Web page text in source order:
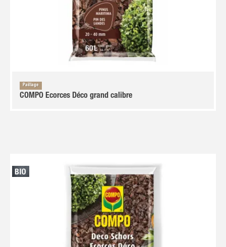
Paillage
COMPO Ecorces Déco grand calibre